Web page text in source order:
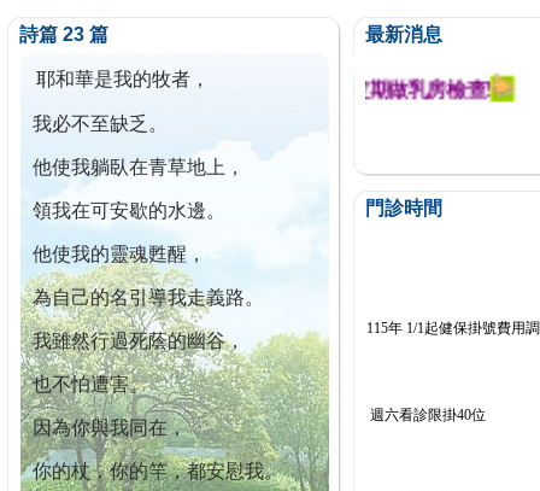
詩篇 23 篇
耶和華是我的牧者，
我必不至缺乏。
他使我躺臥在青草地上，
領我在可安歇的水邊。
他使我的靈魂甦醒，
為自己的名引導我走義路。
我雖然行過死蔭的幽谷，
也不怕遭害。
因為你與我同在，
你的杖，你的竿，都安慰我。
最新消息
今已篩檢出1700位乳癌患者,提醒您定期做乳房檢查!
門診時間
115年 1/1起健保掛號費用
週六看診限掛40位